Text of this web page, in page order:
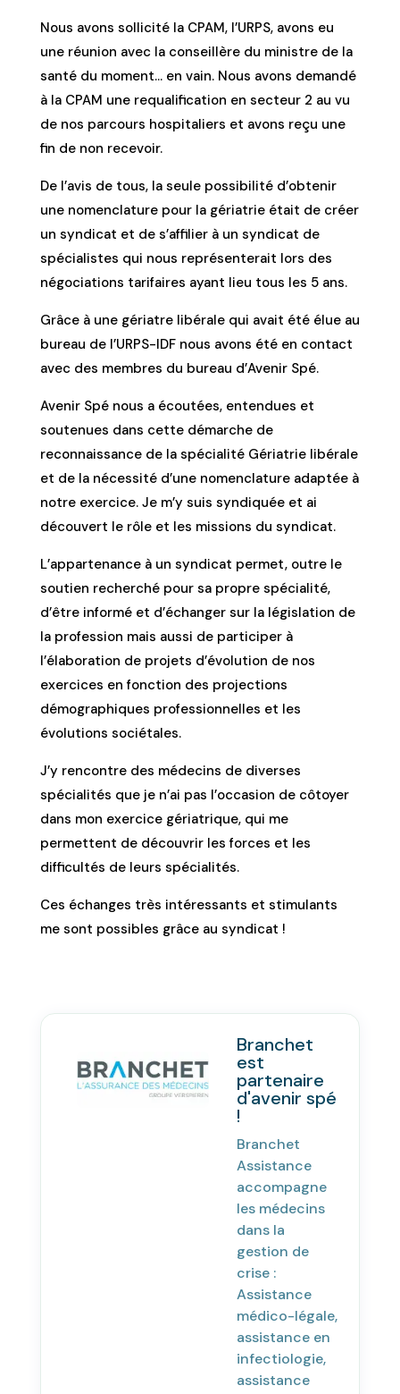
Nous avons sollicité la CPAM, l’URPS, avons eu
une réunion avec la conseillère du ministre de la
santé du moment… en vain. Nous avons demandé
à la CPAM une requalification en secteur 2 au vu
de nos parcours hospitaliers et avons reçu une
fin de non recevoir.
De l’avis de tous, la seule possibilité d’obtenir
une nomenclature pour la gériatrie était de créer
un syndicat et de s’affilier à un syndicat de
spécialistes qui nous représenterait lors des
négociations tarifaires ayant lieu tous les 5 ans.
Grâce à une gériatre libérale qui avait été élue au
bureau de l’URPS-IDF nous avons été en contact
avec des membres du bureau d’Avenir Spé.
Avenir Spé nous a écoutées, entendues et
soutenues dans cette démarche de
reconnaissance de la spécialité Gériatrie libérale
et de la nécessité d’une nomenclature adaptée à
notre exercice. Je m’y suis syndiquée et ai
découvert le rôle et les missions du syndicat.
L’appartenance à un syndicat permet, outre le
soutien recherché pour sa propre spécialité,
d’être informé et d’échanger sur la législation de
la profession mais aussi de participer à
l’élaboration de projets d’évolution de nos
exercices en fonction des projections
démographiques professionnelles et les
évolutions sociétales.
J’y rencontre des médecins de diverses
spécialités que je n’ai pas l’occasion de côtoyer
dans mon exercice gériatrique, qui me
permettent de découvrir les forces et les
difficultés de leurs spécialités.
Ces échanges très intéressants et stimulants
me sont possibles grâce au syndicat !
Branchet
est
partenaire
d'avenir spé
!
Branchet
Assistance
accompagne
les médecins
dans la
gestion de
crise :
Assistance
médico-légale,
assistance en
infectiologie,
assistance